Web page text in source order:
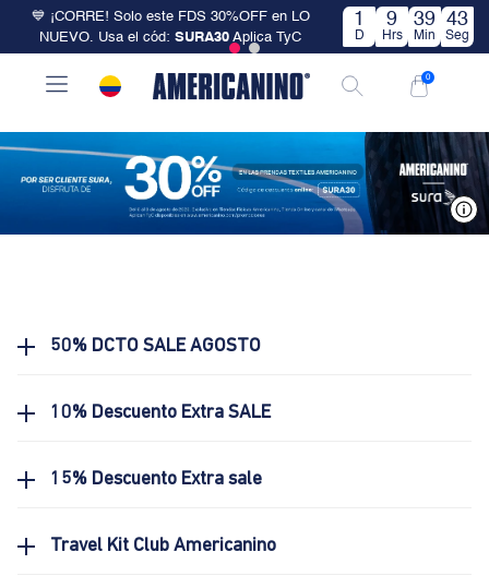
💙 ¡CORRE! Solo este FDS 30%OFF en LO
NUEVO. Usa el cód: SURA30 Aplica TyC
1
D
9
Hrs
39
Min
43
Seg
0
50% DCTO SALE AGOSTO
10% Descuento Extra SALE
15% Descuento Extra sale
Travel Kit Club Americanino